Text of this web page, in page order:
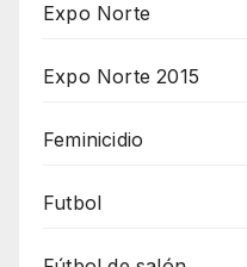
Expo Norte
Expo Norte 2015
Feminicidio
Futbol